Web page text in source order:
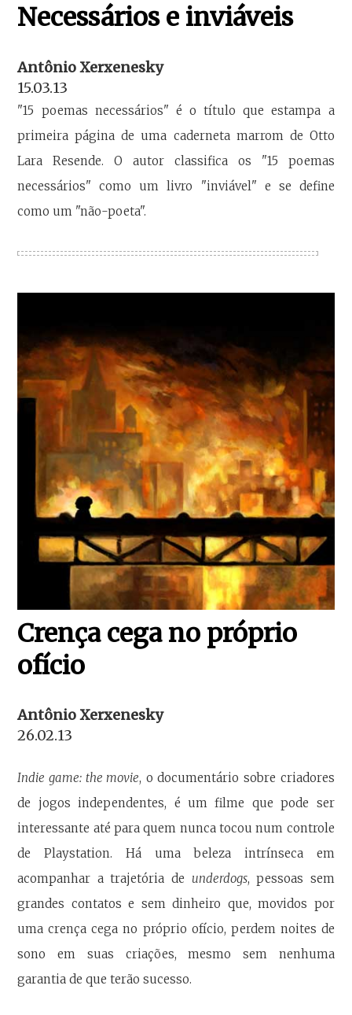
Necessários e inviáveis
Antônio Xerxenesky
15.03.13
"15 poemas necessários" é o título que estampa a
primeira página de uma caderneta marrom de Otto
Lara Resende. O autor classifica os "15 poemas
necessários" como um livro "inviável" e se define
como um "não-poeta".
Crença cega no próprio
ofício
Antônio Xerxenesky
26.02.13
Indie game: the movie, o documentário sobre criadores
de jogos independentes, é um filme que pode ser
interessante até para quem nunca tocou num controle
de Playstation. Há uma beleza intrínseca em
acompanhar a trajetória de underdogs, pessoas sem
grandes contatos e sem dinheiro que, movidos por
uma crença cega no próprio ofício, perdem noites de
sono em suas criações, mesmo sem nenhuma
garantia de que terão sucesso.